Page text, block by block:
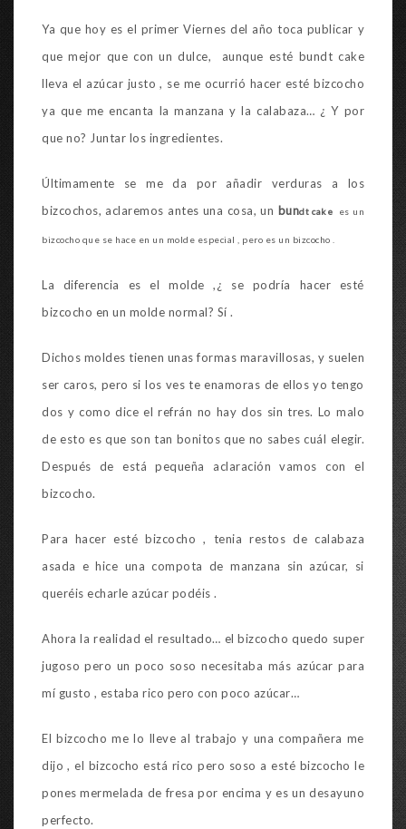
Ya que hoy es el primer Viernes del año toca publicar y
que mejor que con un dulce, aunque esté bundt cake
lleva el azúcar justo , se me ocurrió hacer esté bizcocho
ya que me encanta la manzana y la calabaza… ¿ Y por
que no? Juntar los ingredientes.
Últimamente se me da por añadir verduras a los
bizcochos, aclaremos antes una cosa, un bundt cake es un
bizcocho que se hace en un molde especial , pero es un bizcocho .
La diferencia es el molde ,¿ se podría hacer esté
bizcocho en un molde normal? Sí .
Dichos moldes tienen unas formas maravillosas, y suelen
ser caros, pero si los ves te enamoras de ellos yo tengo
dos y como dice el refrán no hay dos sin tres. Lo malo
de esto es que son tan bonitos que no sabes cuál elegir.
Después de está pequeña aclaración vamos con el
bizcocho.
Para hacer esté bizcocho , tenia restos de calabaza
asada e hice una compota de manzana sin azúcar, si
queréis echarle azúcar podéis .
Ahora la realidad el resultado… el bizcocho quedo super
jugoso pero un poco soso necesitaba más azúcar para
mí gusto , estaba rico pero con poco azúcar…
El bizcocho me lo lleve al trabajo y una compañera me
dijo , el bizcocho está rico pero soso a esté bizcocho le
pones mermelada de fresa por encima y es un desayuno
perfecto.